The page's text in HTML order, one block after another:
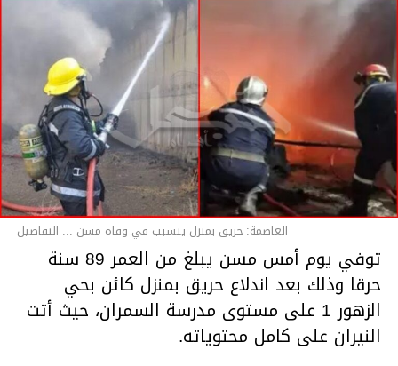
العاصمة: حريق بمنزل يتسبب في وفاة مسن ... التفاصيل
توفي يوم أمس مسن يبلغ من العمر 89 سنة
حرقا وذلك بعد اندلاع حريق بمنزل كائن بحي
الزهور 1 على مستوى مدرسة السمران، حيث أتت
النيران على كامل محتوياته.